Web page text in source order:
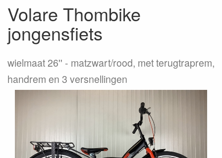
Volare Thombike
jongensfiets
wielmaat 26''
matzwart/rood, met terugtraprem,
handrem en 3 versnellingen